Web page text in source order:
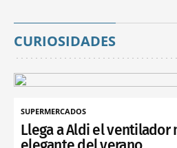
CURIOSIDADES
SUPERMERCADOS
Llega a Aldi el ventilador